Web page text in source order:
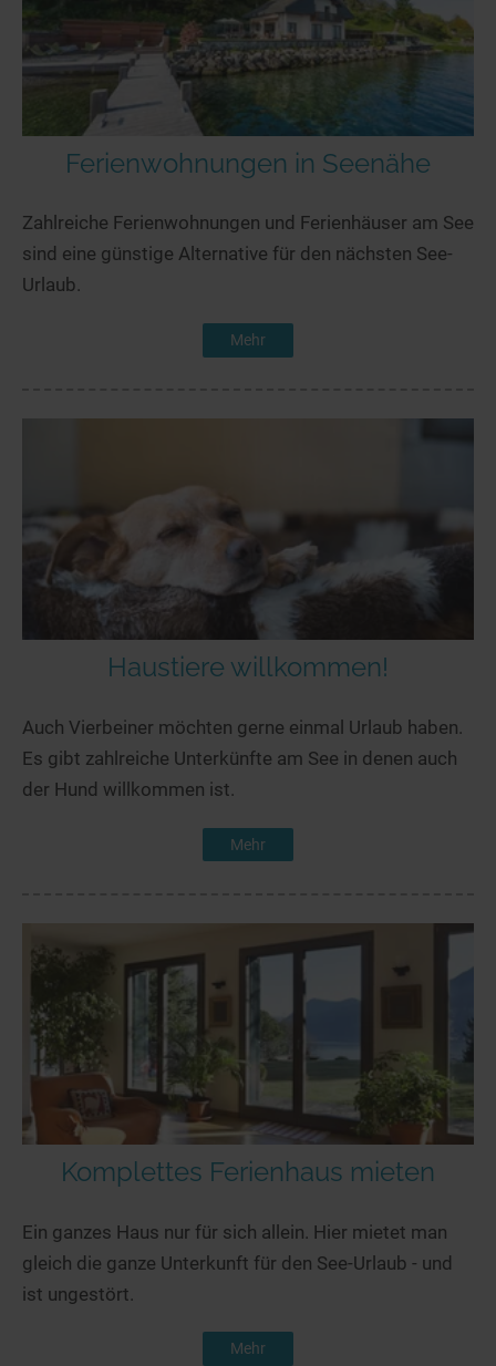
Ferienwohnungen in Seenähe
Zahlreiche Ferienwohnungen und Ferienhäuser am See
sind eine günstige Alternative für den nächsten See-
Urlaub.
Mehr
Haustiere willkommen!
Auch Vierbeiner möchten gerne einmal Urlaub haben.
Es gibt zahlreiche Unterkünfte am See in denen auch
der Hund willkommen ist.
Mehr
Komplettes Ferienhaus mieten
Ein ganzes Haus nur für sich allein. Hier mietet man
gleich die ganze Unterkunft für den See-Urlaub - und
ist ungestört.
Mehr